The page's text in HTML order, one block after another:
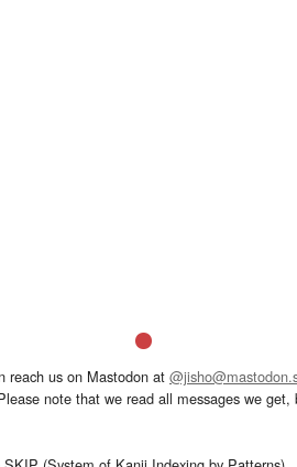
reach us on Mastodon at
note that we read all messages we